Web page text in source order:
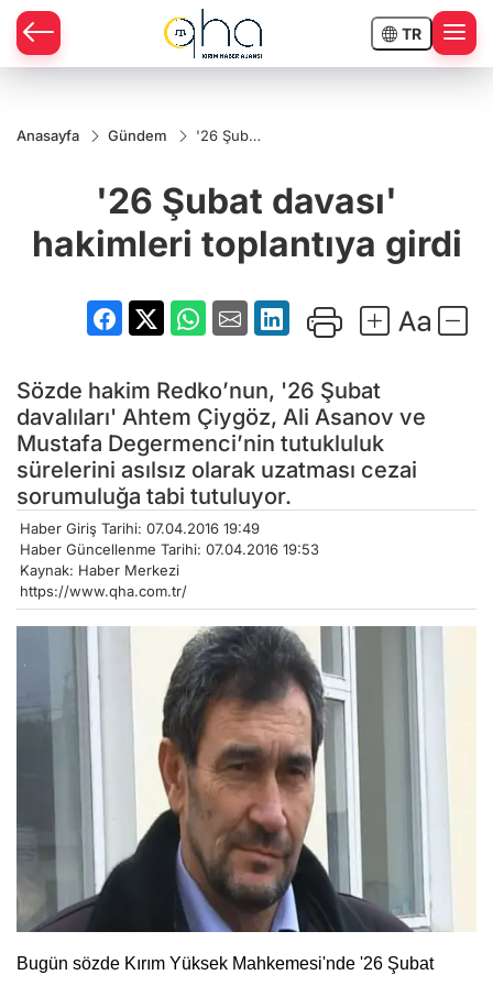
TR
Anasayfa Gündem
'26 Şubat
toplantıya
girdi
'26 Şubat davası'
hakimleri toplantıya girdi
Sözde hakim Redko’nun, '26 Şubat
davalıları' Ahtem Çiygöz, Ali Asanov ve
Mustafa Degermenci’nin tutukluluk
sürelerini asılsız olarak uzatması cezai
sorumuluğa tabi tutuluyor.
Haber Giriş Tarihi: 07.04.2016 19:49
Haber Güncellenme Tarihi: 07.04.2016 19:53
Kaynak: Haber Merkezi
https://www.qha.com.tr/
Bugün sözde Kırım Yüksek Mahkemesi'nde '26 Şubat